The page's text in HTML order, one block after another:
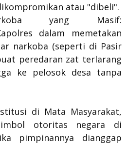
atau "dibeli".
yang Masif:
dalam memetakan
narkoba (seperti di Pasir
peredaran zat terlarang
ke pelosok desa tanpa
di Mata Masyarakat,
otoritas negara di
pimpinannya dianggap